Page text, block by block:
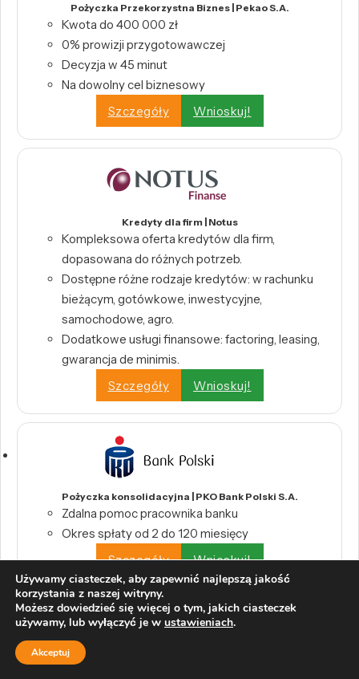
Pożyczka Przekorzystna Biznes | Pekao S.A.
Kwota do 400 000 zł
0% prowizji przygotowawczej
Decyzja w 45 minut
Na dowolny cel biznesowy
Szczegóły
Wnioskuj!
Kredyty dla firm | Notus
Kompleksowa oferta kredytów dla firm,
dopasowana do różnych potrzeb.
Dostępne różne rodzaje kredytów: w rachunku
bieżącym, gotówkowe, inwestycyjne,
samochodowe, agro.
Dodatkowe usługi finansowe: factoring, leasing,
gwarancja de minimis.
Szczegóły
Wnioskuj!
Pożyczka konsolidacyjna | PKO Bank Polski S.A.
Zdalna pomoc pracownika banku
Okres spłaty od 2 do 120 miesięcy
Szczegóły
Wnioskuj!
Pożyczka Konsolidacyjna | Pekao S.A.
0% prowizji
Używamy ciasteczek, aby zapewnić najlepszą jakość
korzystania z naszej witryny.
Możesz dowiedzieć się więcej o tym, jakich ciasteczek
używamy, lub wyłączyć je w ustawieniach.
Akceptuj